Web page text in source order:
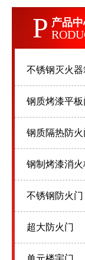
P 产品
不锈钢灭火器
钢质烤漆平板
钢质隔热防火
钢制烤漆消火
不锈钢防火门
超大防火门